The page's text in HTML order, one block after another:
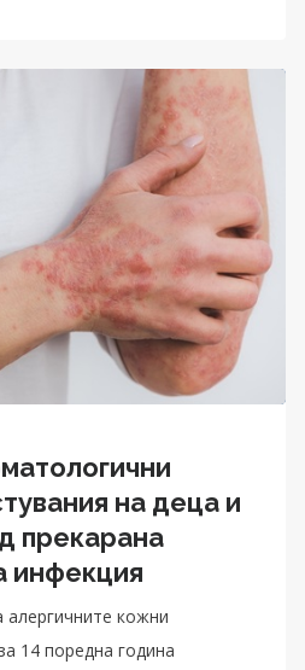
на деца и
прекарана
инфекция
кожни
14 поредна година